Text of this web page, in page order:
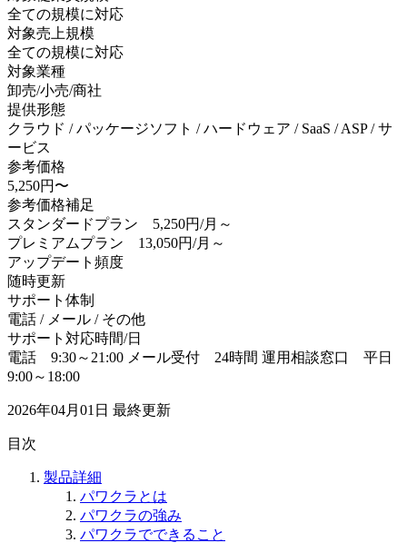
全ての規模に対応
対象売上規模
全ての規模に対応
対象業種
卸売/小売/商社
提供形態
クラウド / パッケージソフト / ハードウェア / SaaS / ASP / サ
ービス
参考価格
5,250円〜
参考価格補足
スタンダードプラン 5,250円/月～
プレミアムプラン 13,050円/月～
アップデート頻度
随時更新
サポート体制
電話 / メール / その他
サポート対応時間/日
電話 9:30～21:00 メール受付 24時間 運用相談窓口 平日
9:00～18:00
2026年04月01日 最終更新
目次
製品詳細
パワクラとは
パワクラの強み
パワクラでできること